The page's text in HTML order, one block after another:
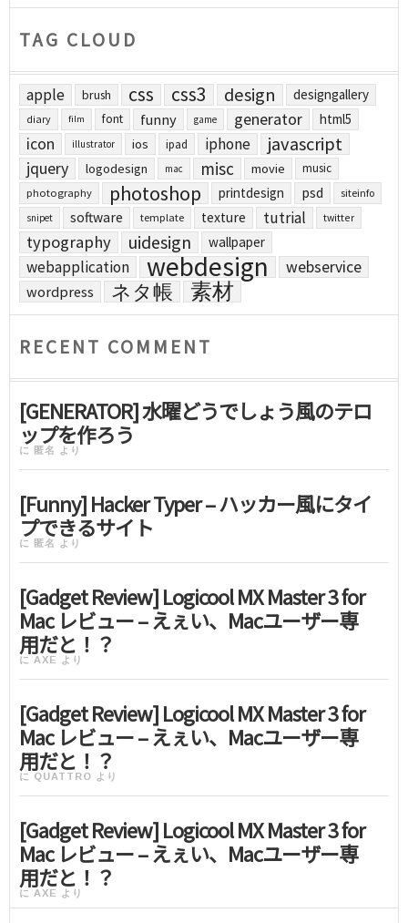
TAG CLOUD
apple brush css css3 design designgallery
diary film font funny game generator html5
icon illustrator ios ipad iphone javascript
jquery logodesign mac misc movie music
photography photoshop printdesign psd siteinfo
snipet software template texture tutrial twitter
typography uidesign wallpaper
webapplication webdesign webservice
wordpress ネタ帳 素材
RECENT COMMENT
[GENERATOR] 水曜どうでしょう風のテロ
ップを作ろう
に 匿名 より
[Funny] Hacker Typer – ハッカー風にタイ
プできるサイト
に 匿名 より
[Gadget Review] Logicool MX Master 3 for
Mac レビュー – えぇい、Macユーザー専
用だと！？
に AXE より
[Gadget Review] Logicool MX Master 3 for
Mac レビュー – えぇい、Macユーザー専
用だと！？
に QUATTRO より
[Gadget Review] Logicool MX Master 3 for
Mac レビュー – えぇい、Macユーザー専
用だと！？
に AXE より